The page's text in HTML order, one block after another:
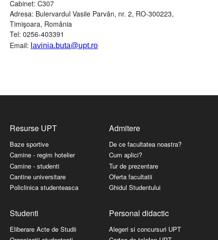
Cabinet: C307
Adresa: Bulervardul Vasile Parvân, nr. 2, RO-300223,
Timişoara, România
Tel: 0256-403391
Email: lavinia.buta@upt.ro
Resurse UPT
Baze sportive
Camine - regim hotelier
Camine - studenti
Cantine universitare
Policlinica studenteasca
Admitere
De ce facultatea noastra?
Cum aplici?
Tur de prezentare
Oferta facultatii
Ghidul Studentului
Studenti
Eliberare Acte de Studii
Personal didactic
Alegeri si concursuri UPT